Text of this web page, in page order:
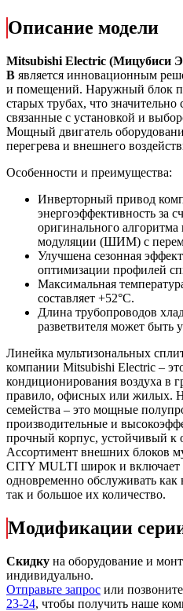
Описание модели
Mitsubishi Electric (Мицубиси
B является инновационным
и помещений. Наружный блок
старых трубах, что
связанные с установкой и
Мощный двигатель
перегрева и внешнего
Особенности и преимущества:
Инверторный привод
энергоэффективность за
оригинального
модуляции (ШИМ) с
Улучшена сезонная
оптимизации профилей
Максимальная
составляет +52°С.
Длина трубопроводов
разветвителя может быть
Линейка мультизональных
компании Mitsubishi Electric –
кондиционирования воздуха в
правило, офисных или жилых.
семейства – это мощные
производительные и
прочный корпус, устойчивый к
Ассортимент внешних блоков
CITY MULTI широк и включает
одновременно обслуживать как
так и большое их количество.
Модификации
Скидку на оборудование и
индивидуально.
Отправьте запрос или
23-24, чтобы получить наше